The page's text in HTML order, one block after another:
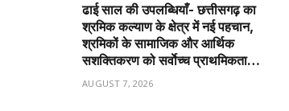
ढाई साल की उपलब्धियाँ- छत्तीसगढ़ का
श्रमिक कल्याण के क्षेत्र में नई पहचान,
श्रमिकों के सामाजिक और आर्थिक
सशक्तिकरण को सर्वाेच्च प्राथमिकता…
AUGUST 7, 2026